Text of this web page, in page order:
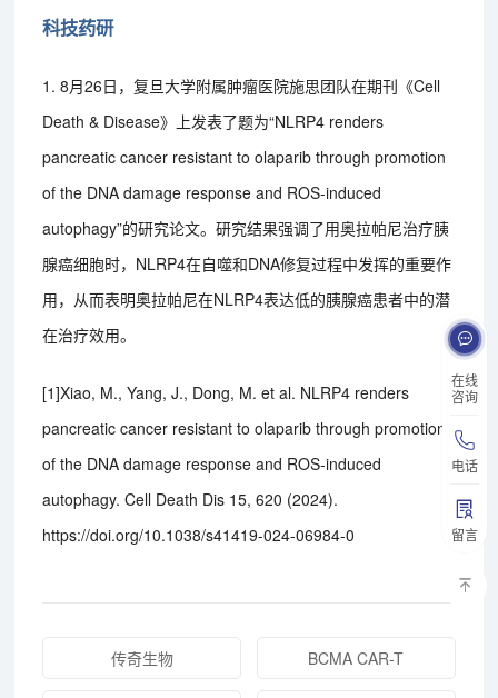
在线
咨询
电话
留言
科技药研
1. 8月26日，复旦大学附属肿瘤医院施思团队在期刊《Cell
Death & Disease》上发表了题为“NLRP4 renders
pancreatic cancer resistant to olaparib through promotion
of the DNA damage response and ROS-induced
autophagy”的研究论文。研究结果强调了用奥拉帕尼治疗胰
腺癌细胞时，NLRP4在自噬和DNA修复过程中发挥的重要作
用，从而表明奥拉帕尼在NLRP4表达低的胰腺癌患者中的潜
在治疗效用。
[1]Xiao, M., Yang, J., Dong, M. et al. NLRP4 renders
pancreatic cancer resistant to olaparib through promotion
of the DNA damage response and ROS-induced
autophagy. Cell Death Dis 15, 620 (2024).
https://doi.org/10.1038/s41419-024-06984-0
传奇生物 BCMA CAR-T